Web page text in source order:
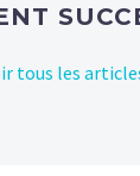
tous les